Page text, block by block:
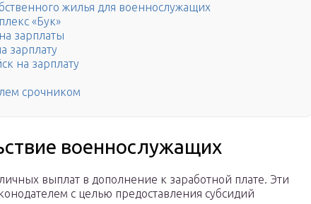
жилья для военнослужащих
«Бук»
зарплаты
зарплату
на зарплату
срочником
военнослужащих
выплат в дополнение к заработной плате. Эти
с целью предоставления субсидий